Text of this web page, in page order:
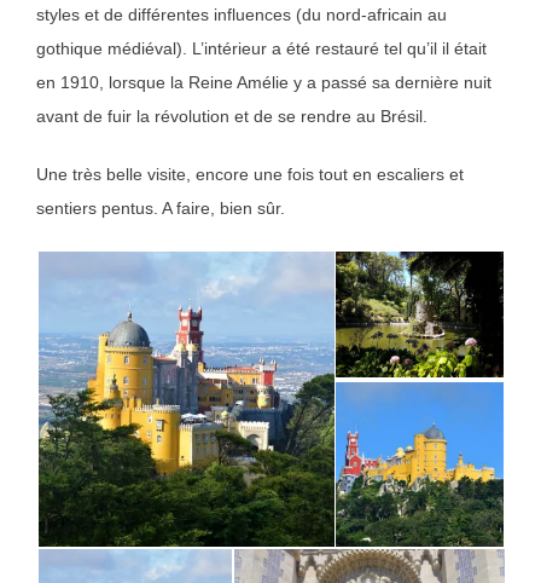
styles et de différentes influences (du nord-africain au
gothique médiéval). L’intérieur a été restauré tel qu’il il était
en 1910, lorsque la Reine Amélie y a passé sa dernière nuit
avant de fuir la révolution et de se rendre au Brésil.
Une très belle visite, encore une fois tout en escaliers et
sentiers pentus. A faire, bien sûr.